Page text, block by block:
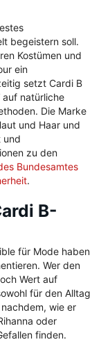
begeistern soll.
Kostümen und
ein
setzt Cardi B
auf natürliche
Die Marke
und Haar und
und
zu den
Bundesamtes
.
B-
für Mode haben
Wer den
Wert auf
für den Alltag
wie er
oder
finden.